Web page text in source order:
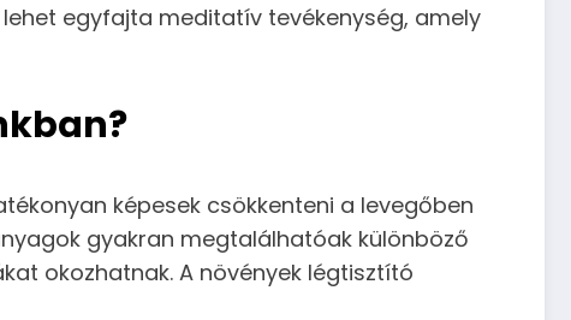
egyfajta meditatív tevékenység, amely
képesek csökkenteni a levegőben
gyakran megtalálhatóak különböző
okozhatnak. A növények légtisztító